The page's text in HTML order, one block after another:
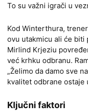
To su važni igrači u
Kod Winterthura,
ovu utakmicu ali će biti
Mirlind Krjeziu
već krhku odbranu.
„Želimo da damo sve
kvalitet odbrane ostaje
Ključni faktori